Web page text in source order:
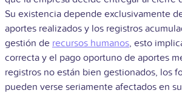
Su existencia depende exclusivamente
aportes realizados y los registros
gestión de recursos humanos, esto
correcta y el pago oportuno de aportes
registros no están bien gestionados, los
pueden verse seriamente afectados en